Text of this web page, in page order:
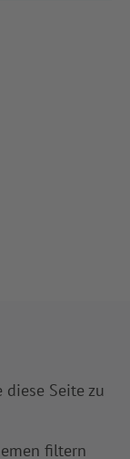
Seite zu
filtern